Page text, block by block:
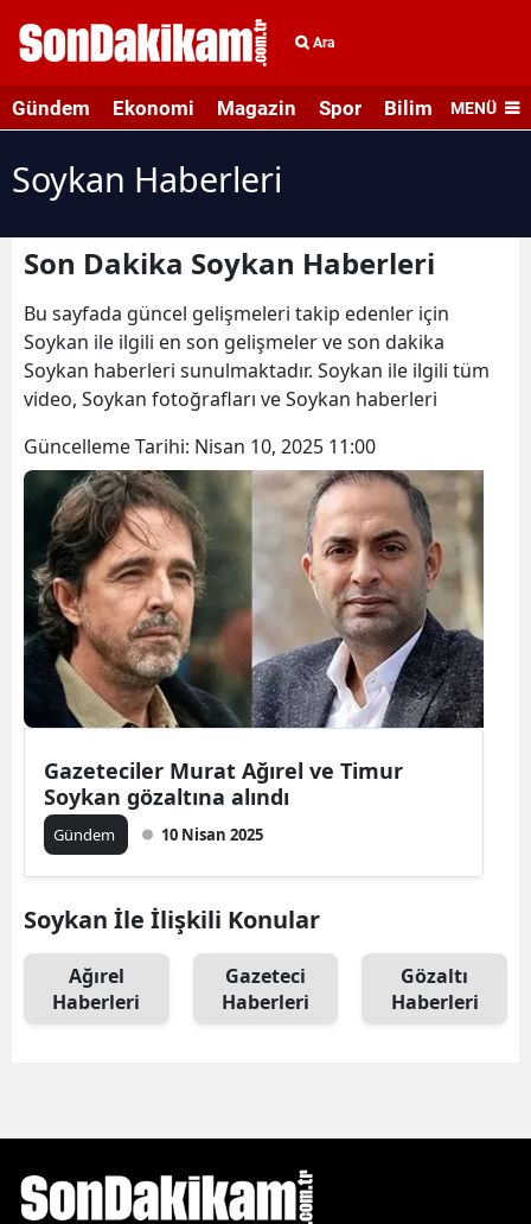
Ara
Gündem Ekonomi Magazin Spor Bilim veMENÜ
Soykan Haberleri
Son Dakika Soykan Haberleri
Bu sayfada güncel gelişmeleri takip edenler için
Soykan ile ilgili en son gelişmeler ve son dakika
Soykan haberleri sunulmaktadır. Soykan ile ilgili tüm
video, Soykan fotoğrafları ve Soykan haberleri
Güncelleme Tarihi: Nisan 10, 2025 11:00
Gazeteciler Murat Ağırel ve Timur
Soykan gözaltına alındı
Gündem 10 Nisan 2025
Soykan İle İlişkili Konular
Ağırel
Haberleri
Gazeteci
Haberleri
Gözaltı
Haberleri